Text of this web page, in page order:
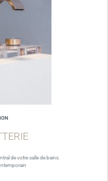
de votre salle de bains.